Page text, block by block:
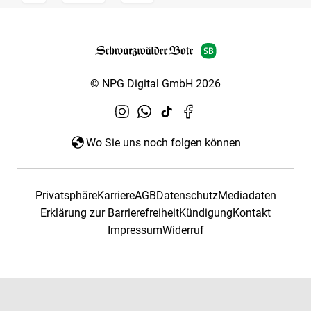
© NPG Digital GmbH 2026
Wo Sie uns noch folgen können
PrivatsphäreKarriereAGBDatenschutzMediadaten
Erklärung zur BarrierefreiheitKündigungKontakt
ImpressumWiderruf